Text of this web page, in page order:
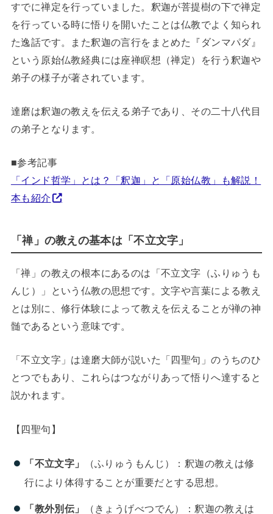
すでに禅定を行っていました。釈迦が菩提樹の下で禅定
を行っている時に悟りを開いたことは仏教でよく知られ
た逸話です。また釈迦の言行をまとめた『ダンマパダ』
という原始仏教経典には座禅瞑想（禅定）を行う釈迦や
弟子の様子が著されています。
達磨は釈迦の教えを伝える弟子であり、その二十八代目
の弟子となります。
■参考記事
「インド哲学」とは？「釈迦」と「原始仏教」も解説！
本も紹介
「禅」の教えの基本は「不立文字」
「禅」の教えの根本にあるのは「不立文字（ふりゅうも
んじ）」という仏教の思想です。文字や言葉による教え
とは別に、修行体験によって教えを伝えることが禅の神
髄であるという意味です。
「不立文字」は達磨大師が説いた「四聖句」のうちのひ
とつでもあり、これらはつながりあって悟りへ達すると
説かれます。
【四聖句】
「不立文字」
（ふりゅうもんじ）：釈迦の教えは修
行により体得することが重要だとする思想。
「教外別伝」 （きょうげべつでん）：釈迦の教えは